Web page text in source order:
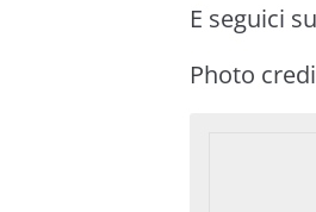
E seguici su
Photo